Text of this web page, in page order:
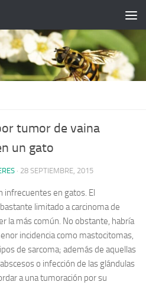
tumor de vaina
un gato
· 28 SEPTIEMBRE, 2015
infrecuen­tes en gatos. El
limitado a carcinoma de
la más común. No obstante, habría
incidencia como mastocitomas,
de sar­coma; además de aquellas
o infección de las glándulas
a una tumoración por su